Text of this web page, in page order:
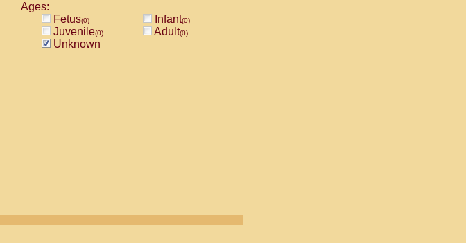
Ages:
Fetus(0) Infant(0)
Juvenile(0) Adult(0)
Unknown